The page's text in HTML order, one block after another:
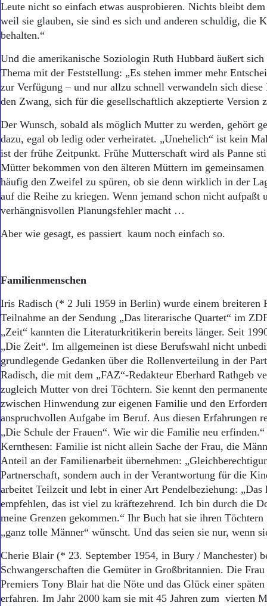
Leute nicht so einfach etwas ausprobieren. Nichts bleibt
weil sie glauben, sie sind es sich und anderen schuldig, die
behalten.“
Und die amerikanische Soziologin Ruth Hubbard äußert
Thema mit der Feststellung: „Es stehen immer mehr
zur Verfügung – und nur allzu schnell verwandeln sich
den Zwang, sich für die gesellschaftlich akzeptierte Version
Der Wunsch, sobald als möglich Mutter zu werden, gehört
dazu, egal ob ledig oder verheiratet. „Unehelich“ ist kein
ist der frühe Zeitpunkt. Frühe Mutterschaft wird als Panne
Mütter bekommen von den älteren Müttern im gemeinsamen
häufig den Zweifel zu spüren, ob sie denn wirklich in der
auf die Reihe zu kriegen. Wenn jemand schon nicht aufpaßt
verhängnisvollen Planungsfehler macht …
Aber wie gesagt, es passiert kaum noch einfach so.
Familienmenschen
Iris Radisch (* 2 Juli 1959 in Berlin) wurde einem breiteren
Teilnahme an der Sendung „Das literarische Quartet“ im
„Zeit“ kannten die Literaturkritikerin bereits länger. Seit
„Die Zeit“. Im allgemeinen ist diese Berufswahl nicht
grundlegende Gedanken über die Rollenverteilung in der
Radisch, die mit dem „FAZ“-Redakteur Eberhard Rathgeb
zugleich Mutter von drei Töchtern. Sie kennt den
zwischen Hinwendung zur eigenen Familie und den
anspruchvollen Aufgabe im Beruf. Aus diesen Erfahrungen
„Die Schule der Frauen“. Wie wir die Familie neu
Kernthesen: Familie ist nicht allein Sache der Frau, die
Anteil an der Familienarbeit übernehmen:
Partnerschaft, sondern auch in der Verantwortung für die
arbeitet Teilzeit und lebt in einer Art Pendelbeziehung: „Das
empfehlen, das ist viel zu kräftezehrend. Ich bin durch die
meine Grenzen gekommen.“ Ihr Buch hat sie ihren Töchtern
„ganz tolle Männer“ wünscht. Und das seien sie nur, wenn
Cherie Blair (* 23. September 1954, in Bury / Manchester)
Schwangerschaften die Gemüter in Großbritannien. Die Frau
Premiers Tony Blair hat die Nöte und das Glück einer
erfahren. Im Jahr 2000 kam sie mit 45 Jahren zum vierten